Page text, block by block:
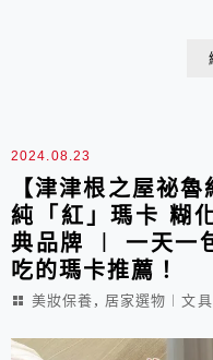
2024.08.23
【津津根之屋祕
純「紅」瑪卡 糊
典品牌 ︱ 一天一
吃的瑪卡推薦！
美妝保養 , 居家選物︱文